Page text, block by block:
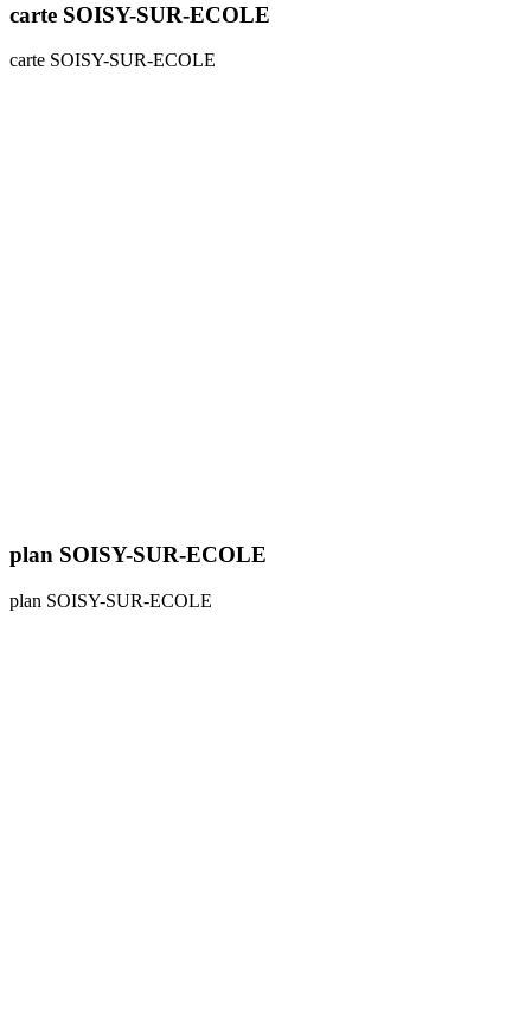
carte SOISY-SUR-ECOLE
carte SOISY-SUR-ECOLE
plan SOISY-SUR-ECOLE
plan SOISY-SUR-ECOLE